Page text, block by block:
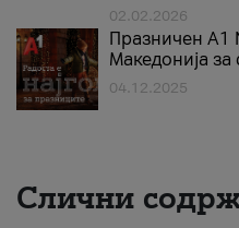
02.02.2026
Празничен A1
Македонија
04.12.2025
Слични